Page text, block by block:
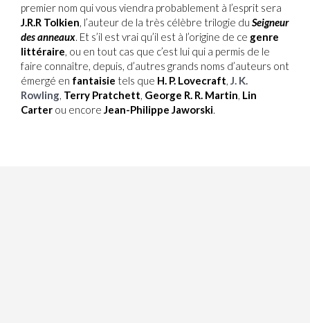
premier nom qui vous viendra probablement à l’esprit sera
J.R.R Tolkien, l’auteur de la très célèbre trilogie du Seigneur
des anneaux. Et s’il est vrai qu’il est à l’origine de ce genre
littéraire, ou en tout cas que c’est lui qui a permis de le
faire connaître, depuis, d’autres grands noms d’auteurs ont
émergé en fantaisie tels que H. P. Lovecraft, J. K.
Rowling, Terry Pratchett, George R. R. Martin, Lin
Carter ou encore Jean-Philippe Jaworski.